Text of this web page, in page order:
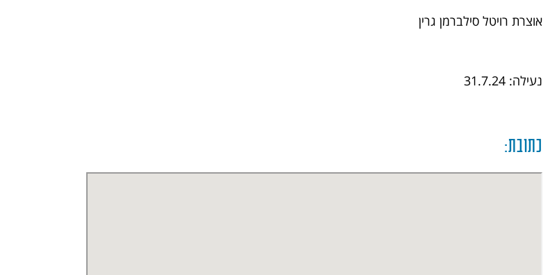
אוצרת רויטל סילברמן גרין
נעילה: 31.7.24
כתובת: